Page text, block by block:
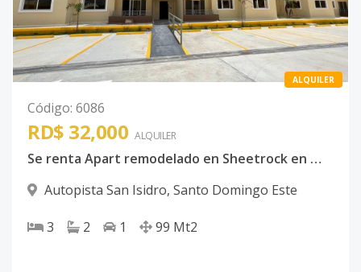
ALQUILER
Código: 6086
RD$ 32,000 ALQUILER
Se renta Apart remodelado en Sheetrock en 📍san Isidro
Autopista San Isidro, Santo Domingo Este
3 2 1 99 Mt2